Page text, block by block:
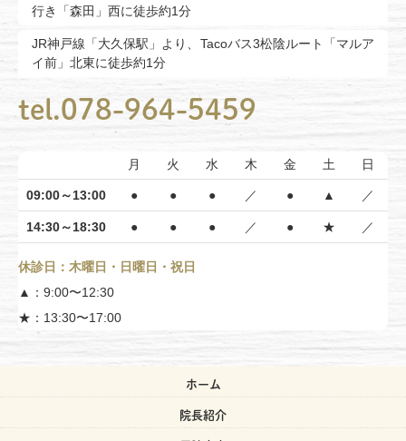
行き「森田」西に徒歩約1分
JR神戸線「大久保駅」より、Tacoバス3松陰ルート「マルア
イ前」北東に徒歩約1分
tel.078-964-5459
月 火 水 木 金 土 日
09:00～13:00 ● ● ● ／ ● ▲ ／
14:30～18:30 ● ● ● ／ ● ★ ／
休診日：木曜日・日曜日・祝日
▲：9:00〜12:30
★：13:30〜17:00
ホーム
院長紹介